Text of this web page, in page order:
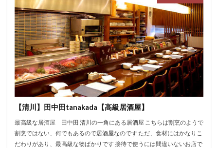
【清川】田中田tanakada【高級居酒屋】
最高級な居酒屋 田中田 清川の一角にある居酒屋 こちらは割烹のようで
割烹ではない、何でもあるので居酒屋なのです ただ、食材にはかなりこ
だわりがあり、最高級な物ばかりです 接待で使うには間違いないお店で